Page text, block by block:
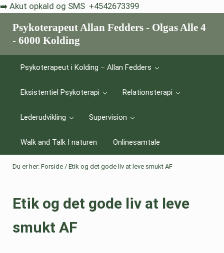
Skip til indhold
Skip to after header navigation
Skip to site footer
➡️ Akut opkald og SMS +4542673399
Psykoterapeut Allan Fedders - Olgas Alle 4
- 6000 Kolding
Psykoterapeut i Kolding – Allan Fedders
Eksistentiel Psykoterapi Relationsterapi
Lederudvikling Supervision
Walk and Talk I naturen Onlinesamtale
Du er her: Forside /Etik og det gode liv at leve smukt AF
Etik og det gode liv at leve
smukt AF